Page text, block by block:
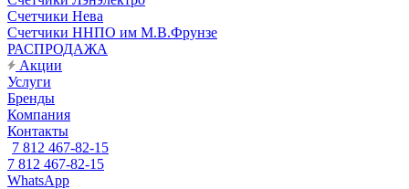
Счетчики Нева
Счетчики ННПО им М.В.Фрунзе
РАСПРОДАЖА
Акции
Услуги
Бренды
Компания
Контакты
7 812 467-82-15
7 812 467-82-15
WhatsApp